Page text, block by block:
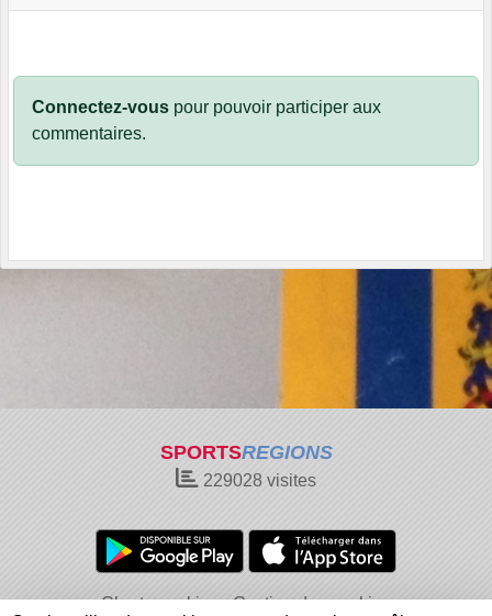
Connectez-vous pour pouvoir participer aux
commentaires.
SPORTSREGIONS
229028 visites
Charte cookies Gestion des cookies